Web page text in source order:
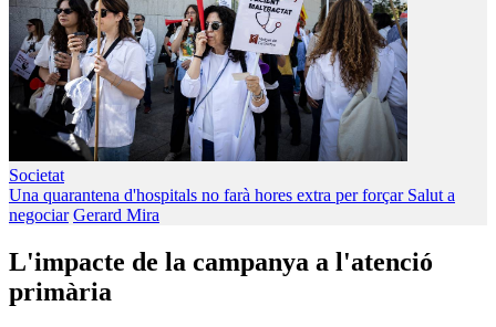
Societat
Una quarantena d'hospitals no farà hores extra per forçar Salut a
negociar Gerard Mira
L'impacte de la campanya a l'atenció
primària